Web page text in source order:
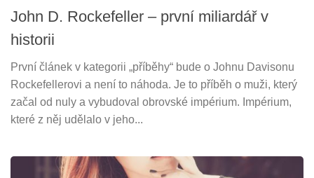
John D. Rockefeller – první miliardář v
historii
První článek v kategorii „příběhy“ bude o Johnu Davisonu
Rockefellerovi a není to náhoda. Je to příběh o muži, který
začal od nuly a vybudoval obrovské impérium. Impérium,
které z něj udělalo v jeho...